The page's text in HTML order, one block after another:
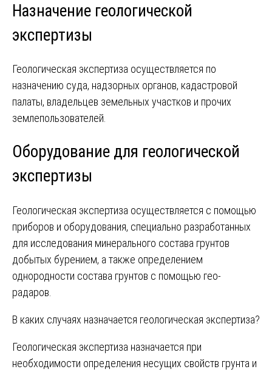
Назначение геологической
экспертизы
Геологическая экспертиза осуществляется по
назначению суда, надзорных органов, кадастровой
палаты, владельцев земельных участков и прочих
землепользователей.
Оборудование для геологической
экспертизы
Геологическая экспертиза осуществляется с помощью
приборов и оборудования, специально разработанных
для исследования минерального состава грунтов
добытых бурением, а также определением
однородности состава грунтов с помощью гео-
радаров.
В каких случаях назначается геологическая экспертиза?
Геологическая экспертиза назначается при
необходимости определения несущих свойств грунта и